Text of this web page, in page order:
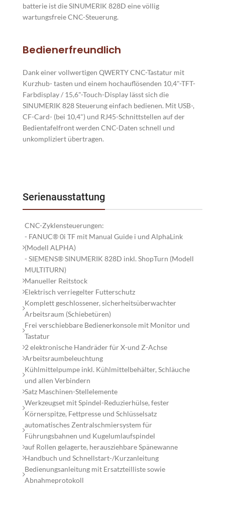
batterie ist die SINUMERIK 828D eine völlig
wartungsfreie CNC-Steuerung.
Bedienerfreundlich
Dank einer vollwertigen QWERTY CNC-Tastatur mit
Kurzhub- tasten und einem hochauflösenden 10,4"-TFT-
Farbdisplay / 15,6"-Touch-Display lässt sich die
SINUMERIK 828 Steuerung einfach bedienen. Mit USB-,
CF-Card- (bei 10,4") und RJ45-Schnittstellen auf der
Bedientafelfront werden CNC-Daten schnell und
unkompliziert übertragen.
Serienausstattung
CNC-Zyklensteuerungen:
- FANUC® 0i TF mit Manual Guide i und AlphaLink
(Modell ALPHA)
- SIEMENS® SINUMERIK 828D inkl. ShopTurn (Modell
MULTITURN)
Manueller Reitstock
Elektrisch verriegelter Futterschutz
Komplett geschlossener, sicherheitsüberwachter
Arbeitsraum (Schiebetüren)
Frei verschiebbare Bedienerkonsole mit Monitor und
Tastatur
2 elektronische Handräder für X-und Z-Achse
Arbeitsraumbeleuchtung
Kühlmittelpumpe inkl. Kühlmittelbehälter, Schläuche
und allen Verbindern
Satz Maschinen-Stellelemente
Werkzeugset mit Spindel-Reduzierhülse, fester
Körnerspitze, Fettpresse und Schlüsselsatz
automatisches Zentralschmiersystem für
Führungsbahnen und Kugelumlaufspindel
auf Rollen gelagerte, herausziehbare Spänewanne
Handbuch und Schnellstart-/Kurzanleitung
Bedienungsanleitung mit Ersatzteilliste sowie
Abnahmeprotokoll